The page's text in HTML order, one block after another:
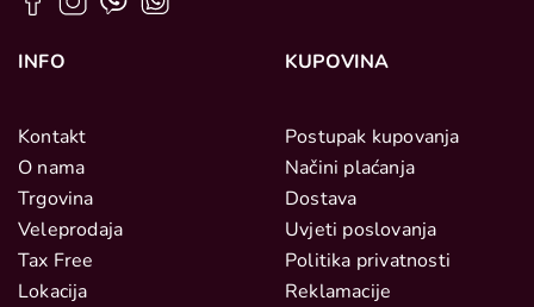
INFO
Kontakt
O nama
Trgovina
Veleprodaja
Tax Free
Lokacija
KUPOVINA
Postupak kupovanja
Načini plaćanja
Dostava
Uvjeti poslovanja
Politika privatnosti
Reklamacije